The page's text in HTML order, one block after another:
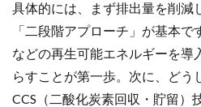
具体的には、まず排出量を削減
「二段階アプローチ」が基本
などの再生可能エネルギーを導
らすことが第一歩。次に、どう
CCS（二酸化炭素回収・貯留）